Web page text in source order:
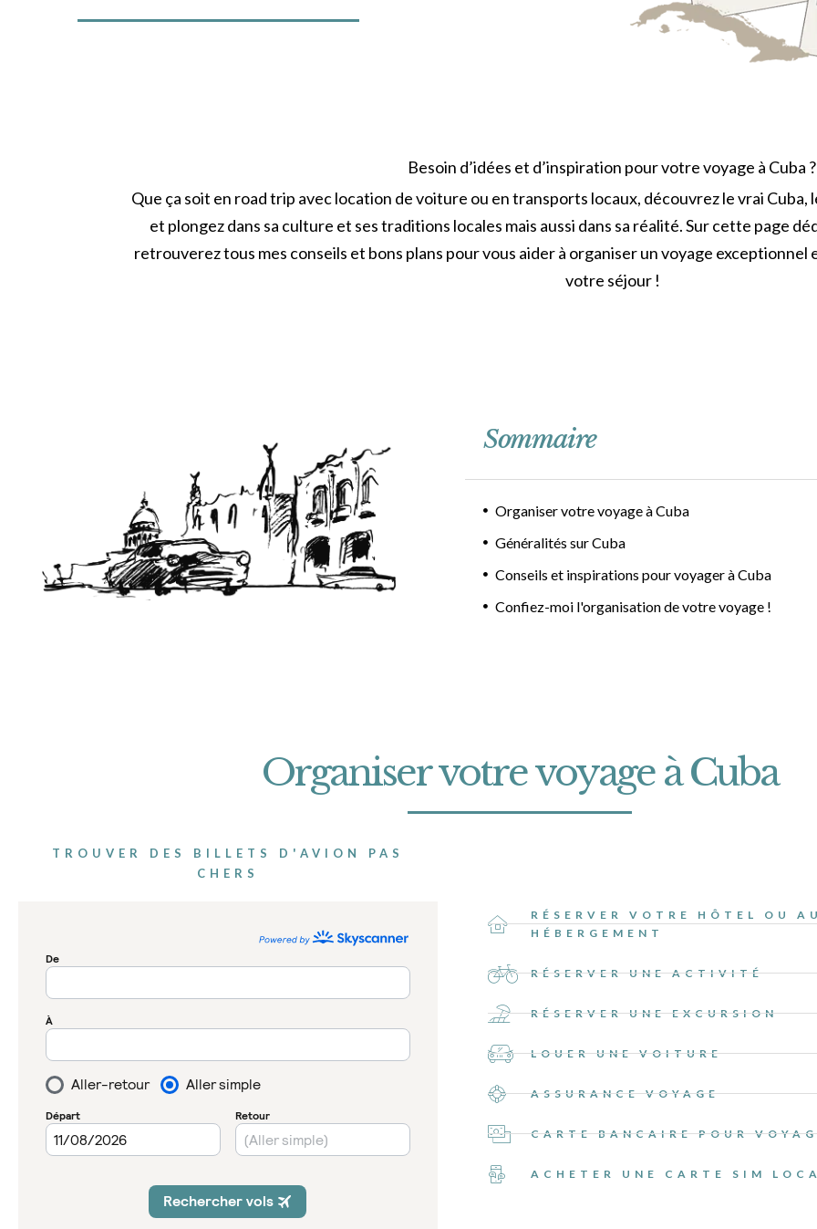
Besoin d’idées et d’inspiration pour votre voyage à Cuba ?
Que ça soit en road trip avec location de voiture ou en transports locaux, découvrez le vrai
et plongez dans sa culture et ses traditions locales mais aussi dans sa réalité. Sur cette page
retrouverez tous mes conseils et bons plans pour vous aider à organiser un voyage
votre séjour !
Sommaire
Organiser votre voyage à Cuba
Généralités sur Cuba
Conseils et inspirations pour voyager à Cuba
Confiez-moi l'organisation de votre voyage !
Organiser votre voyage à Cuba
TROUVER DES BILLETS D'AVION PAS
CHERS
RÉSERVER VOTRE HÔTEL OU
HÉBERGEMENT
RÉSERVER UNE ACTIVITÉ
RÉSERVER UNE EXCURSION
LOUER UNE VOITURE
ASSURANCE VOYAGE
CARTE BANCAIRE POUR
ACHETER UNE CARTE SIM